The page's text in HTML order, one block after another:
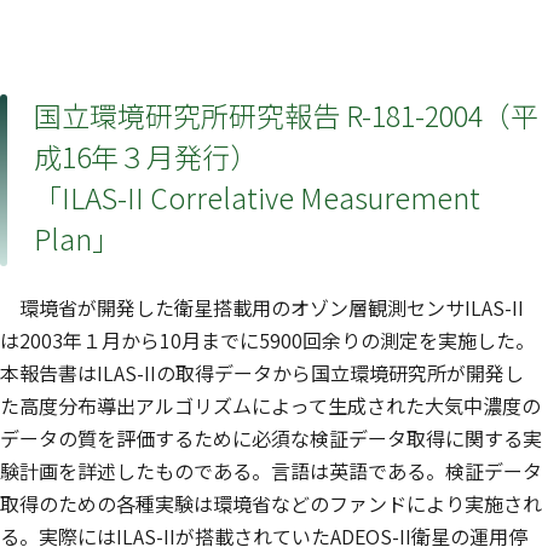
国立環境研究所研究報告 R-181-2004（平
成16年３月発行）
「ILAS-II Correlative Measurement
Plan」
環境省が開発した衛星搭載用のオゾン層観測センサILAS-II
は2003年１月から10月までに5900回余りの測定を実施した。
本報告書はILAS-IIの取得データから国立環境研究所が開発し
た高度分布導出アルゴリズムによって生成された大気中濃度の
データの質を評価するために必須な検証データ取得に関する実
験計画を詳述したものである。言語は英語である。検証データ
取得のための各種実験は環境省などのファンドにより実施され
る。実際にはILAS-IIが搭載されていたADEOS-II衛星の運用停